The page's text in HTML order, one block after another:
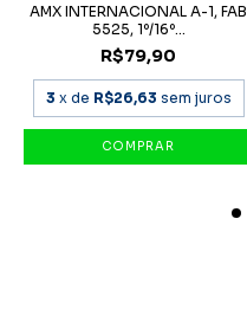
AMX INTERNACIONAL A-1, FAB
5525, 1º/16º...
R$79,90
3 x de R$26,63 sem juros